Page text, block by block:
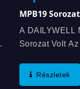
MPB19 Sorozat
A DAILYWELL
Sorozat Volt
Rendelkező
Vandalizmus
Részletek